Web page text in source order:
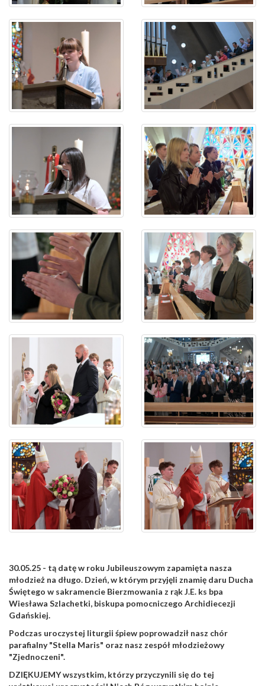
30.05.25 - tą datę w roku Jubileuszowym zapamięta nasza
młodzież na długo. Dzień, w którym przyjęli znamię daru Ducha
Świętego w sakramencie Bierzmowania z rąk J.E. ks bpa
Wiesława Szlachetki, biskupa pomocniczego Archidiecezji
Gdańskiej.
Podczas uroczystej liturgii śpiew poprowadził nasz chór
parafialny "Stella Maris" oraz nasz zespół młodzieżowy
"Zjednoczeni".
DZIĘKUJEMY wszystkim, którzy przyczynili się do tej